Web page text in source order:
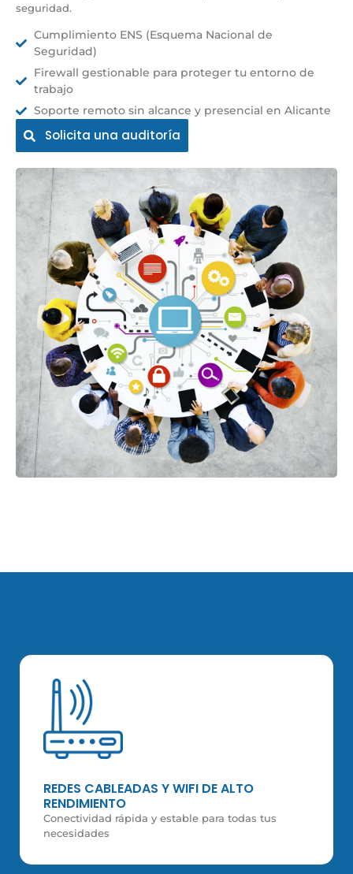
seguridad.
Cumplimiento ENS (Esquema Nacional de
Seguridad)
Firewall gestionable para proteger tu entorno de
trabajo
Soporte remoto sin alcance y presencial en Alicante
Solicita una auditoría
REDES CABLEADAS Y WIFI DE ALTO
RENDIMIENTO
Conectividad rápida y estable para todas tus
necesidades